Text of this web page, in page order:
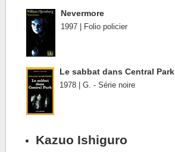
Nevermore
1997 | Folio policier
Le sabbat dans Central Park
1978 | G. - Série noire
Kazuo Ishiguro